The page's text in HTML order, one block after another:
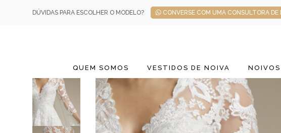
DÚVIDAS PARA ESCOLHER O MODELO? CONVERSE COM UMA CONSULTORA DE
QUEM SOMOS VESTIDOS DE NOIVA NOIVOS